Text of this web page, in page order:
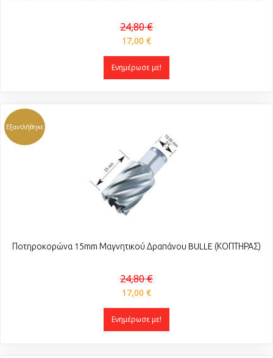
24,80 €
17,00 €
Ενημέρωσε με!
Εξαντλήθηκε
Ποτηροκορώνα 15mm Μαγνητικού Δραπάνου BULLE (ΚΟΠΤΗΡΑΣ)
24,80 €
17,00 €
Ενημέρωσε με!